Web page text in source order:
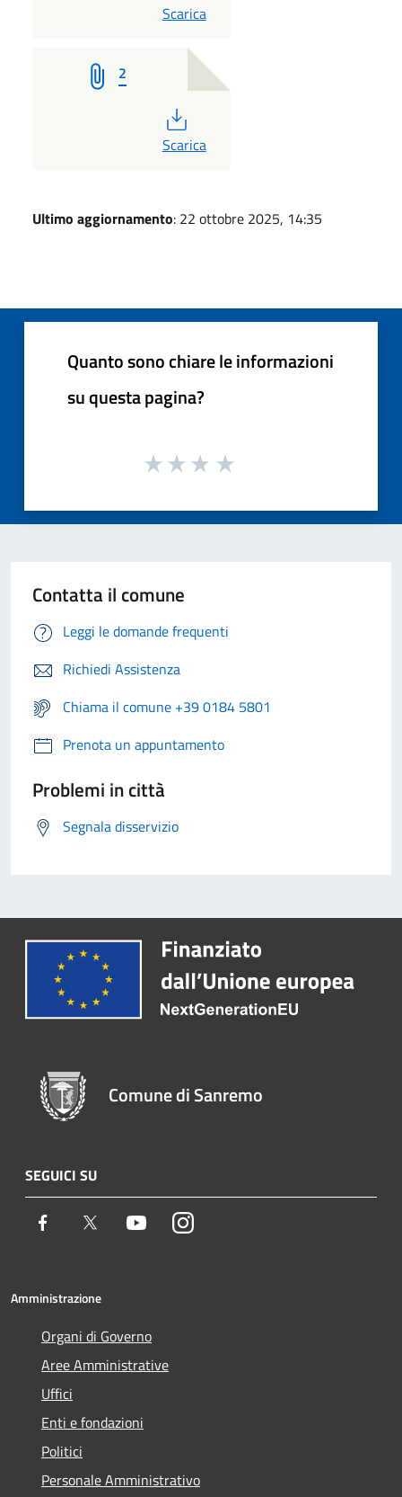
PDF
Scarica
2
PDF
Scarica
Ultimo aggiornamento: 22 ottobre 2025, 14:35
Quanto sono chiare le informazioni
su questa pagina?
Contatta il comune
Leggi le domande frequenti
Richiedi Assistenza
Chiama il comune +39 0184 5801
Prenota un appuntamento
Problemi in città
Segnala disservizio
Comune di Sanremo
SEGUICI SU
Facebook Twitter YoutubeInstagram
Amministrazione
Organi di Governo
Aree Amministrative
Uffici
Enti e fondazioni
Politici
Personale Amministrativo